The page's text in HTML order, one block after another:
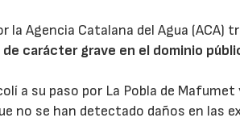
Agencia Catalana del Agua (ACA)
de carácter grave en el dominio
a su paso por La Pobla de Mafumet
no se han detectado daños en las